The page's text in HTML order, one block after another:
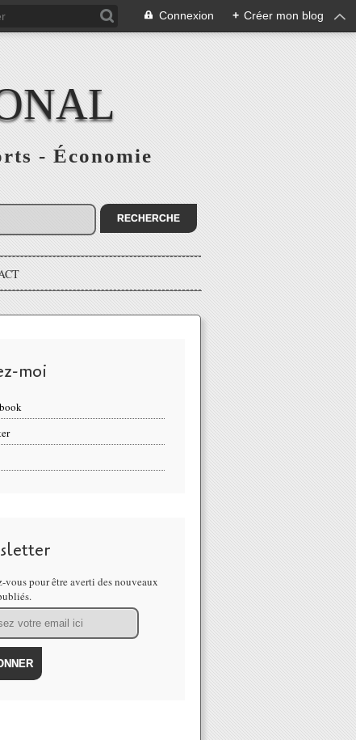
Connexion + Créer mon blog
- Économie
moi
vous pour être averti des nouveaux